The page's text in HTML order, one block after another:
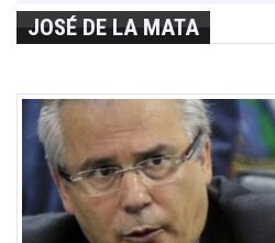
JOSÉ DE LA MATA